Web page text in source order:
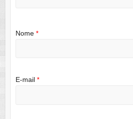
Nome *
E-mail *